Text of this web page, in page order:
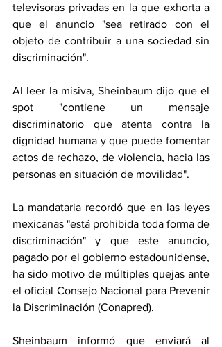
televisoras privadas en la que exhorta a
que el anuncio "sea retirado con el
objeto de contribuir a una sociedad sin
discriminación".
Al leer la misiva, Sheinbaum dijo que el
spot "contiene un mensaje
discriminatorio que atenta contra la
dignidad humana y que puede fomentar
actos de rechazo, de violencia, hacia las
personas en situación de movilidad".
La mandataria recordó que en las leyes
mexicanas "está prohibida toda forma de
discriminación" y que este anuncio,
pagado por el gobierno estadounidense,
ha sido motivo de múltiples quejas ante
el oficial Consejo Nacional para Prevenir
la Discriminación (Conapred).
Sheinbaum informó que enviará al